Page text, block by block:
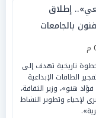
إطلاق
بالجامعات
تاريخية تهدف إلى
الطاقات الإبداعية
هنو»، وزير الثقافة،
لإحياء وتطوير النشاط